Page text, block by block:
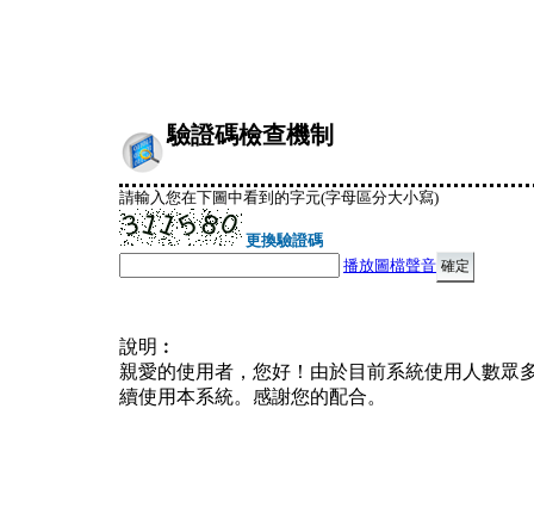
驗證碼檢查機制
請輸入您在下圖中看到的字元(字母區分大小寫)
更換驗證碼
播放圖檔聲音
說明︰
親愛的使用者，您好！由於目前系統使用人數眾
續使用本系統。感謝您的配合。